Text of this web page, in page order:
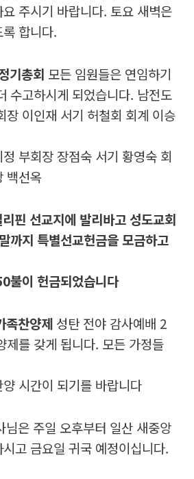
주시기 바랍니다. 토요 새벽은
합니다.
기총회 모든 임원들은 연임하기
수고하시게 되었습니다. 남전도
장 이인재 서기 허철회 회계 이승
부회장 장점숙 서기 황영숙 회
백선옥
핀 선교지에 발리바고 성도교회
까지 특별선교헌금을 모금하고
불이 헌금되었습니다
족찬양제 성탄 전야 감사예배 2
제를 갖게 됩니다. 모든 가정들
시간이 되기를 바랍니다
님은 주일 오후부터 일산 새중앙
고 금요일 귀국 예정이십니다.